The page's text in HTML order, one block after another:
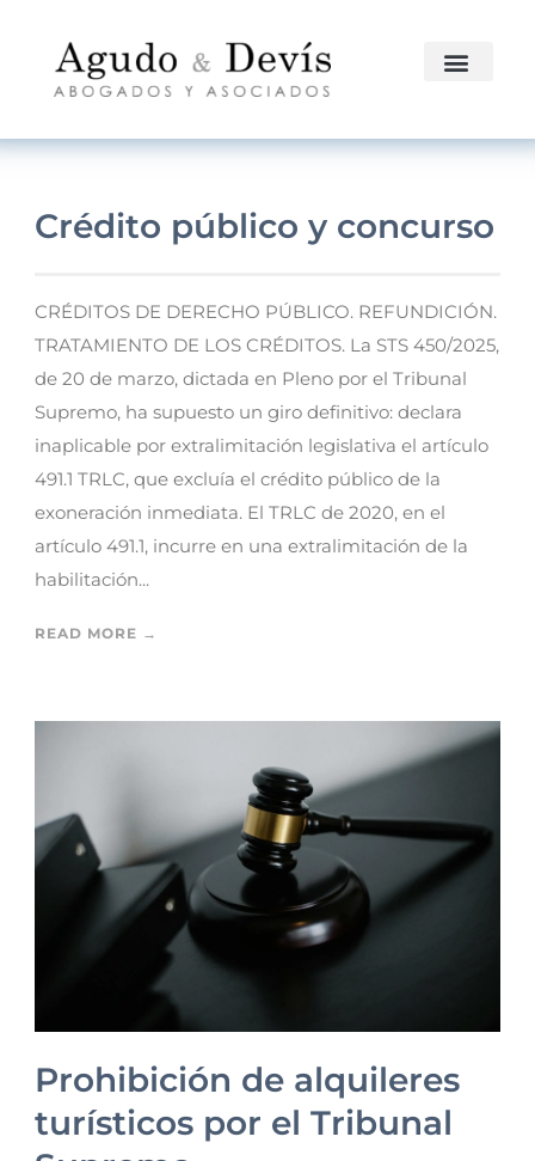
Crédito público y concurso
CRÉDITOS DE DERECHO PÚBLICO. REFUNDICIÓN.
TRATAMIENTO DE LOS CRÉDITOS. La STS 450/2025,
de 20 de marzo, dictada en Pleno por el Tribunal
Supremo, ha supuesto un giro definitivo: declara
inaplicable por extralimitación legislativa el artículo
491.1 TRLC, que excluía el crédito público de la
exoneración inmediata. El TRLC de 2020, en el
artículo 491.1, incurre en una extralimitación de la
habilitación...
READ MORE →
Prohibición de alquileres
turísticos por el Tribunal